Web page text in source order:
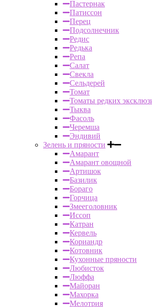
Пастернак
Патиссон
Перец
Подсолнечник
Редис
Редька
Репа
Салат
Свекла
Сельдерей
Томат
Томаты редких
Тыква
Фасоль
Черемша
Эндивий
Зелень и пряности
Амарант
Амарант овощной
Артишок
Базилик
Бораго
Горчица
Змееголовник
Иссоп
Катран
Кервель
Кориандр
Котовник
Кухонные пряности
Любисток
Люффа
Майоран
Махорка
Мелотрия